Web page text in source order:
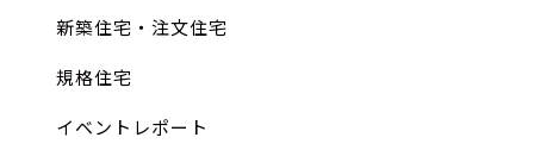
新築住宅・注文住宅
規格住宅
イベントレポート